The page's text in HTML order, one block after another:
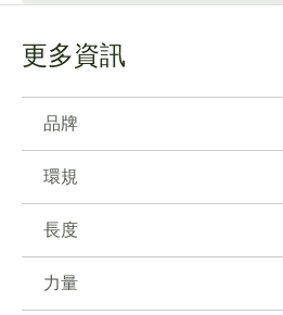
更多資訊
品牌
環規
長度
力量